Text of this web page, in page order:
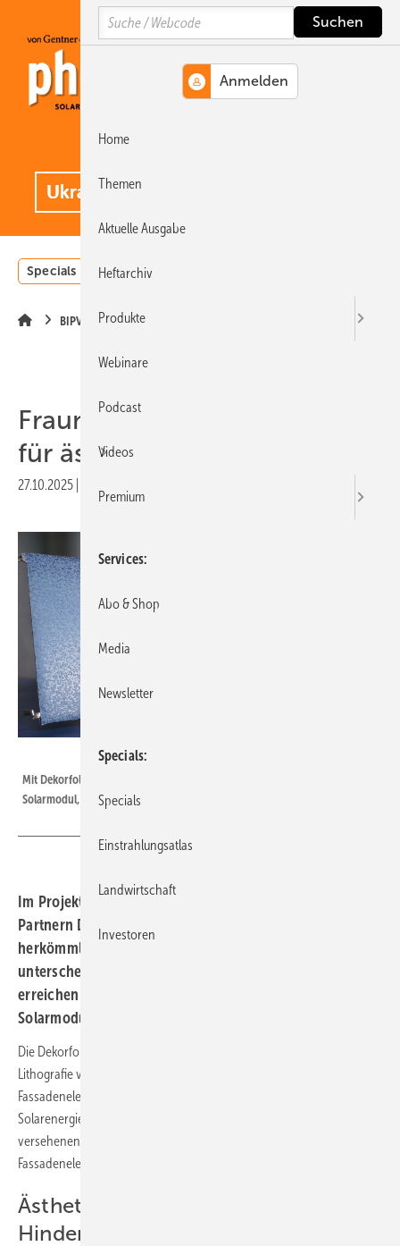
Hauptinhalt
Hauptmenü
SiteSearch
Specials Einstrahlungsatlas
BIPV
Fraunhofer FEP: BIPV-Folien
für ästhetische Solarfassaden
27.10.2025
Mit Dekorfolie kaschierte, frei kombinierbare Fassadenelemente – links ein
Solarmodul, rechts ein Blechfassadenelement ohne Stromerzeugung.
Im Projekt Design-PV entwickelt das Fraunhofer FEP mit
Partnern Dekorfolien für Solarfassaden, die von
herkömmlichen Fassadenelementen kaum zu
unterscheiden sind. Erste Tests zeigen: Die Module
erreichen bis zu 80 Prozent der Leistung von
Solarmodulen ohne Dekor.
Die Dekorfolien werden mittels Rolle-zu-Rolle Nano-Imprint-
Lithografie veredelt und auf solaraktive sowie nichtaktive
Fassadenelemente appliziert. Erste Tests des Instituts für
Solarenergieforschung Hameln (ISFH) zeigen, dass die mit Dekorfolien
versehenen Module optisch kaum von herkömmlichen
Fassadenelementen zu unterscheiden sind.
Ästhetische Aspekte oft ein
Hindernis
Search
Home
Themen
Aktuelle Ausgabe
Heftarchiv
Produkte
Webinare
Podcast
Videos
Premium
Services
Abo & Shop
Media
Newsletter
Specials
Specials
Einstrahlungsatlas
Landwirtschaft
Investoren